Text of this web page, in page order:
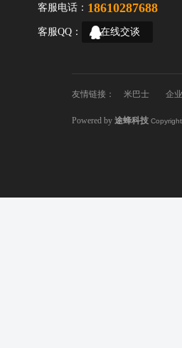
客服电话： 18610287688
客服QQ： 在线交谈
友情链接： 米巴士 企
Powered by途蜂科技